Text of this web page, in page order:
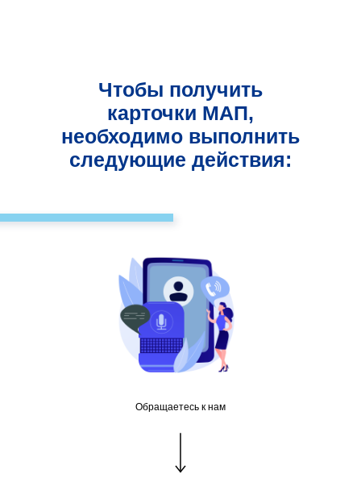
Обращаетесь к нам
Чтобы получить
карточки МАП,
необходимо выполнить
следующие действия: